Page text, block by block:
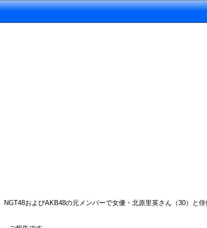
NGT48およびAKB48の元メンバーで女優・北原里英さん（30）と